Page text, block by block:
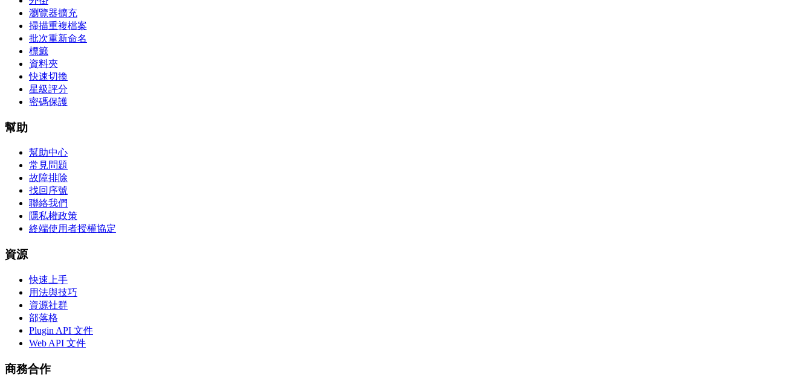
瀏覽器擴充
掃描重複檔案
批次重新命名
標籤
資料夾
快速切換
星級評分
密碼保護
幫助
幫助中心
常見問題
故障排除
找回序號
聯絡我們
隱私權政策
終端使用者授權協定
資源
快速上手
用法與技巧
資源社群
部落格
Plugin API 文件
Web API 文件
商務合作